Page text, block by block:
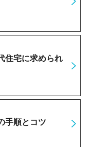
住宅に求められ
手順とコツ